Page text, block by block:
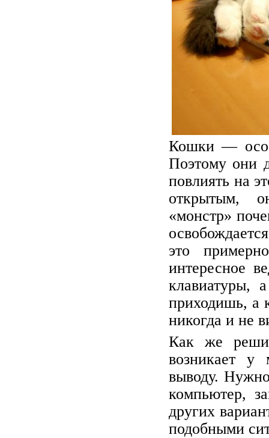
Кошки —
Поэтому они
повлиять на
открытым,
«монстр»
это
интересное
клавиатуры,
приходишь, а
никогда и не
Как же
возникает
выводу.
компьютер,
других
подобными